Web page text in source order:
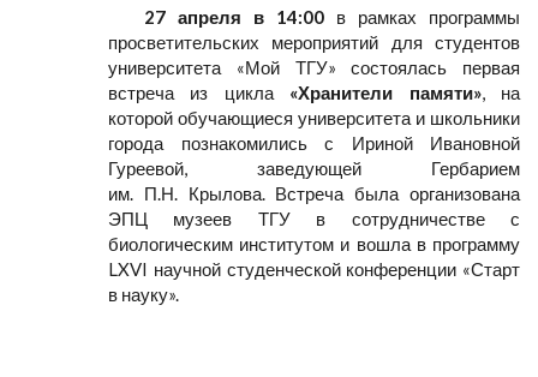
27 апреля в 14:00 в рамках программы
просветительских мероприятий для студентов
университета «Мой ТГУ» состоялась первая
встреча из цикла «Хранители памяти», на
которой обучающиеся университета и школьники
города познакомились с Ириной Ивановной
Гуреевой, заведующей Гербарием
им. П.Н. Крылова. Встреча была организована
ЭПЦ музеев ТГУ в сотрудничестве с
биологическим институтом и вошла в программу
LXVI научной студенческой конференции «Старт
в науку».